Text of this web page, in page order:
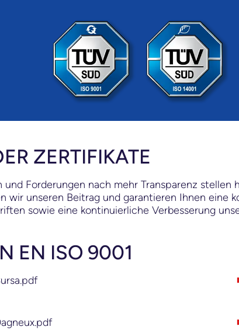
ZERTIFIKATE
Forderungen nach mehr Transparenz
wir unseren Beitrag und garantieren Ihnen eine
sowie eine kontinuierliche Verbesserung
EN ISO 9001